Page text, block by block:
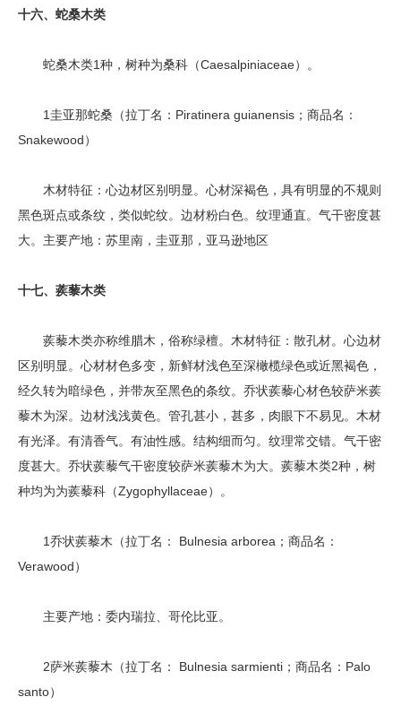
十六、蛇桑木类
蛇桑木类1种，树种为桑科（Caesalpiniaceae）。
1圭亚那蛇桑（拉丁名：Piratinera guianensis；商品名：
Snakewood）
木材特征：心边材区别明显。心材深褐色，具有明显的不规则
黑色斑点或条纹，类似蛇纹。边材粉白色。纹理通直。气干密度甚
大。主要产地：苏里南，圭亚那，亚马逊地区
十七、蒺藜木类
蒺藜木类亦称维腊木，俗称绿檀。木材特征：散孔材。心边材
区别明显。心材材色多变，新鲜材浅色至深橄榄绿色或近黑褐色，
经久转为暗绿色，并带灰至黑色的条纹。乔状蒺藜心材色较萨米蒺
藜木为深。边材浅浅黄色。管孔甚小，甚多，肉眼下不易见。木材
有光泽。有清香气。有油性感。结构细而匀。纹理常交错。气干密
度甚大。乔状蒺藜气干密度较萨米蒺藜木为大。蒺藜木类2种，树
种均为为蒺藜科（Zygophyllaceae）。
1乔状蒺藜木（拉丁名： Bulnesia arborea；商品名：
Verawood）
主要产地：委内瑞拉、哥伦比亚。
2萨米蒺藜木（拉丁名： Bulnesia sarmienti；商品名：Palo
santo）